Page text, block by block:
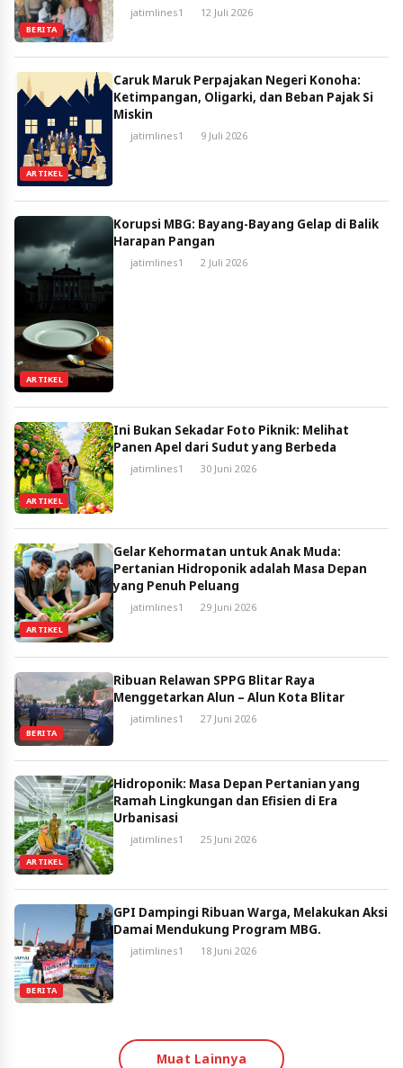
BERITA
jatimlines1 12 Juli 2026
ARTIKEL
Caruk Maruk Perpajakan Negeri Konoha:
Ketimpangan, Oligarki, dan Beban Pajak Si
Miskin
jatimlines1 9 Juli 2026
ARTIKEL
Korupsi MBG: Bayang-Bayang Gelap di Balik
Harapan Pangan
jatimlines1 2 Juli 2026
ARTIKEL
Ini Bukan Sekadar Foto Piknik: Melihat
Panen Apel dari Sudut yang Berbeda
jatimlines1 30 Juni 2026
ARTIKEL
Gelar Kehormatan untuk Anak Muda:
Pertanian Hidroponik adalah Masa Depan
yang Penuh Peluang
jatimlines1 29 Juni 2026
BERITA
Ribuan Relawan SPPG Blitar Raya
Menggetarkan Alun – Alun Kota Blitar
jatimlines1 27 Juni 2026
ARTIKEL
Hidroponik: Masa Depan Pertanian yang
Ramah Lingkungan dan Efisien di Era
Urbanisasi
jatimlines1 25 Juni 2026
BERITA
GPI Dampingi Ribuan Warga, Melakukan Aksi
Damai Mendukung Program MBG.
jatimlines1 18 Juni 2026
Muat Lainnya